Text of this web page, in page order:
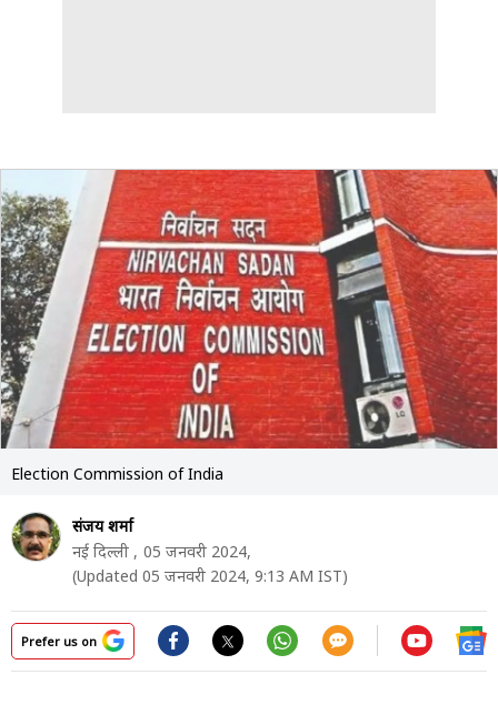
Election Commission of India
संजय शर्मा
नई दिल्ली , 05 जनवरी 2024,
(Updated 05 जनवरी 2024, 9:13 AM IST)
Prefer us on